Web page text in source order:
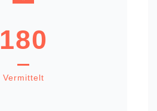
180
Vermittelt